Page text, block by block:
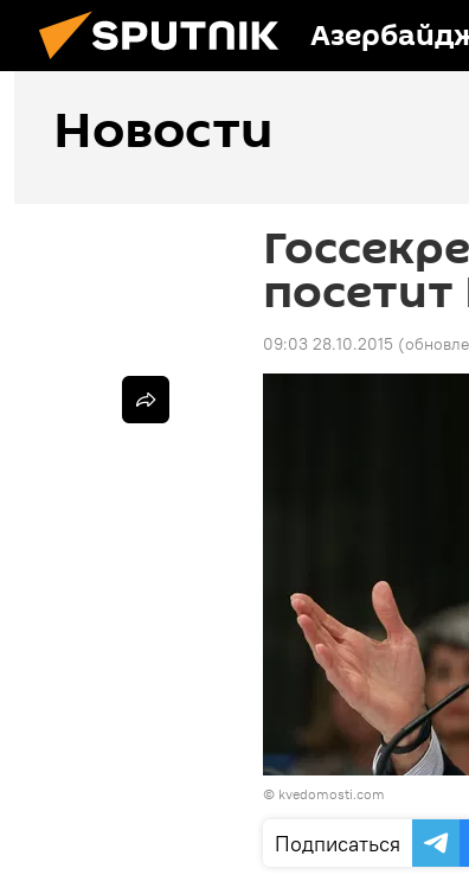
Новости
09:03 28.10.2015
© kvedomosti.com
Подписаться